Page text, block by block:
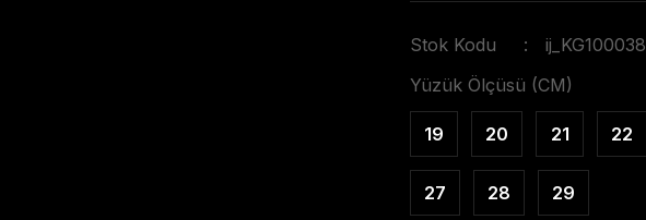
Stok Kodu
ij_KG100038
Yüzük Ölçüsü (CM)
19 20 21 22
27 28 29